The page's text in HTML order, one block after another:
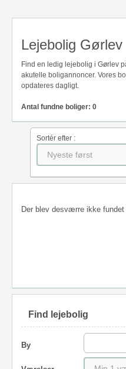
Lejebolig Gørlev
Find en ledig lejebolig i Gørlev
akutelle boligannoncer. Vores
opdateres dagligt.
Antal fundne boliger: 0
Sortér efter :
Der blev desværre ikke fundet
Find lejebolig
By